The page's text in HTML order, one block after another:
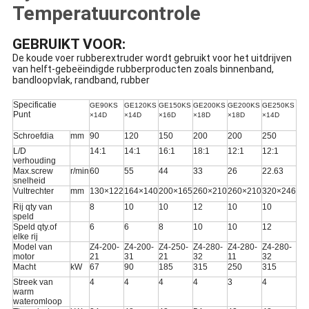
Temperatuurcontrole
GEBRUIKT VOOR:
De koude voer rubberextruder wordt gebruikt voor het uitdrijven
van helft-gebeëindigde rubberproducten zoals binnenband,
bandloopvlak, randband, rubber
Specificatie
Punt
GE90KS
×14D
GE120KS
×14D
GE150KS
×16D
GE200KS
×18D
GE200KS
×18D
GE250KS
×14D
Schroefdia mm 90 120 150 200 200
250
L/D
verhouding
14:1 14:1 16:1 18:1 12:1 12:1
Max.screw
snelheid
r/min60 55 44 33 26 22.63
Vultrechter mm 130×122 164×140200×165260×210260×210320×246
Rij qty van
speld
8 10 10 12 10 10
Speld qty.of
elke rij
6 6 8 10 10 12
Model van
motor
Z4-200-
21
Z4-200-
31
Z4-250-
21
Z4-280-
32
Z4-280-
11
Z4-280-
32
Macht
kW 67 90 185 315 250
315
Streek van
warm
wateromloop
4 4 4 4 3 4